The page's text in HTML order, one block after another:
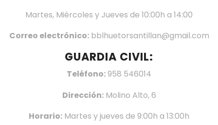
Martes, Miércoles y Jueves de 10:00h a 14:00
Correo electrónico:bblhuetorsantillan@gmail.com
GUARDIA CIVIL:
Teléfono:958 546014
Dirección:Molino Alto, 6
Horario: Martes y jueves de 9:00h a 13:00h